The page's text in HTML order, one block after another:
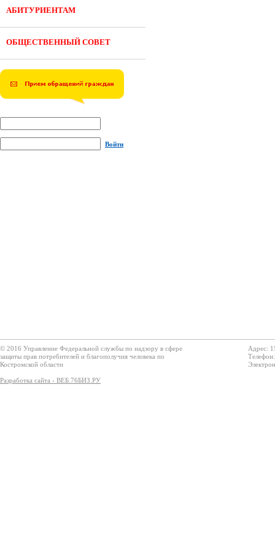
АБИТУРИЕНТАМ
ОБЩЕСТВЕННЫЙ СОВЕТ
Войти
© 2016 Управление Федеральной службы по надзору в сфере
защиты прав потребителей и благополучия человека по
Костромской области
Разработка сайта - ВЕБ.76БИЗ.РУ
Адрес: